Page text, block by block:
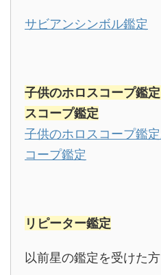
サビアンシンボル鑑定
子供のホロスコープ鑑
スコープ鑑定
子供のホロスコープ鑑
コープ鑑定
リピーター鑑定
以前星の鑑定を受けた